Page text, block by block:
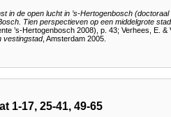
in de open lucht in ’s-Hertogenbosch
Tien perspectieven op een middelgrote stad
’s-Hertogenbosch 2008), p. 43; Verhees, E. &
vestingstad, Amsterdam 2005.
1-17, 25-41, 49-65